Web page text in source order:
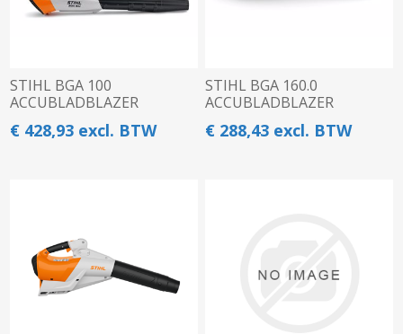
STIHL BGA 100
ACCUBLADBLAZER
€ 428,93 excl. BTW
STIHL BGA 160.0
ACCUBLADBLAZER
€ 288,43 excl. BTW